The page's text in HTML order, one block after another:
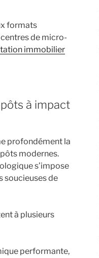
formats
centres de micro-
immobilier
à impact
profondément la
modernes.
s’impose
soucieuses de
à plusieurs
performante,